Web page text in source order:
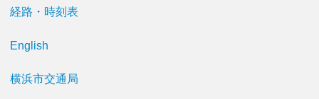
経路・時刻表
English
横浜市交通局